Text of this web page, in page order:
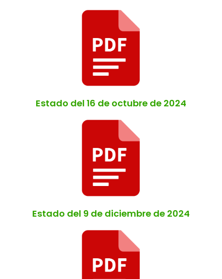
Estado del 16 de octubre de 2024
Estado del 9 de diciembre de 2024